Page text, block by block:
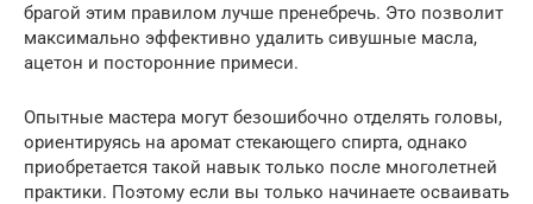
брагой этим правилом лучше пренебречь. Это позволит
максимально эффективно удалить сивушные масла,
ацетон и посторонние примеси.
Опытные мастера могут безошибочно отделять головы,
ориентируясь на аромат стекающего спирта, однако
приобретается такой навык только после многолетней
практики. Поэтому если вы только начинаете осваивать